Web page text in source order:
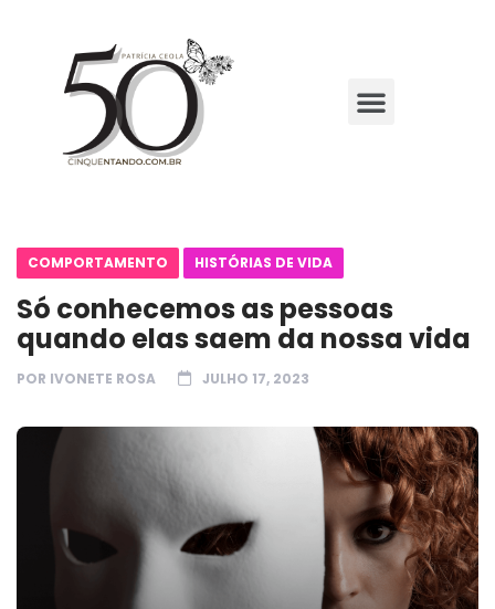
COMPORTAMENTO HISTÓRIAS DE VIDA
Só conhecemos as pessoas
quando elas saem da nossa vida
POR IVONETE ROSA JULHO 17, 2023